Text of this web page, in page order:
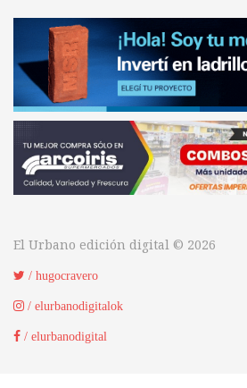
El Urbano edición digital © 2026
/ hugocravero
/ elurbanodigitalok
/ elurbanodigital